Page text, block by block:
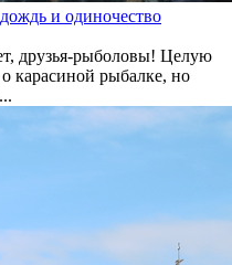
и одиночество
друзья-рыболовы! Целую
карасиной рыбалке, но